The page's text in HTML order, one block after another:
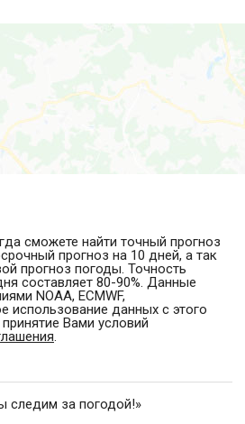
сможете найти точный прогноз
прогноз на 10 дней, а так
прогноз погоды. Точность
составляет 80-90%. Данные
NOAA, ECMWF,
использование данных с этого
Вами условий
.
следим за погодой!»